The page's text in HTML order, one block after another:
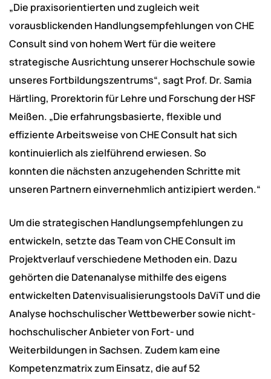
„Die praxisorientierten und zugleich weit
vorausblickenden Handlungsempfehlungen von CHE
Consult sind von hohem Wert für die weitere
strategische Ausrichtung unserer Hochschule sowie
unseres Fortbildungszentrums“, sagt Prof. Dr. Samia
Härtling, Prorektorin für Lehre und Forschung der HSF
Meißen. „Die erfahrungsbasierte, flexible und
effiziente Arbeitsweise von CHE Consult hat sich
kontinuierlich als zielführend erwiesen. So
konnten die nächsten anzugehenden Schritte mit
unseren Partnern einvernehmlich antizipiert werden.“
Um die strategischen Handlungsempfehlungen zu
entwickeln, setzte das Team von CHE Consult im
Projektverlauf verschiedene Methoden ein. Dazu
gehörten die Datenanalyse mithilfe des eigens
entwickelten Datenvisualisierungstools DaViT und die
Analyse hochschulischer Wettbewerber sowie nicht-
hochschulischer Anbieter von Fort- und
Weiterbildungen in Sachsen. Zudem kam eine
Kompetenzmatrix zum Einsatz, die auf 52